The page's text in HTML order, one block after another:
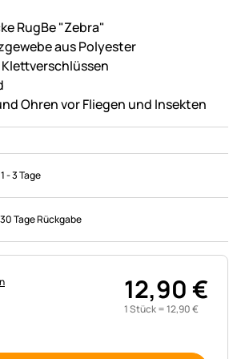
RugBe "Zebra"
aus Polyester
Ohren vor Fliegen und Insekten
1 - 3 Tage
30 Tage Rückgabe
12,90€
1 Stück =12,90€